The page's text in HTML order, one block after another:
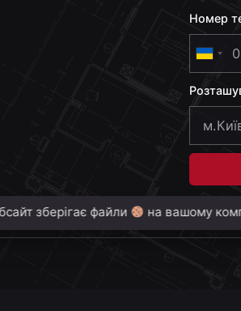
Номер
U
k
r
n
+
3
8
зберігає файли на вашому